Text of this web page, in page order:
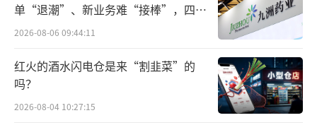
这还没完，黄仁勋从刺激股价上涨的工具
箱中又掏出了新武器——拆股。财报发布当天，
英伟达宣布将进行1拆10的股票分割计划，该计
划将于6月7日生效。
单“退潮”、新业务难“接棒”，四大
难关待闯
2026-08-06 09:44:11
红火的酒水闪电仓是来“割韭菜”的
吗？
2026-08-04 10:27:15